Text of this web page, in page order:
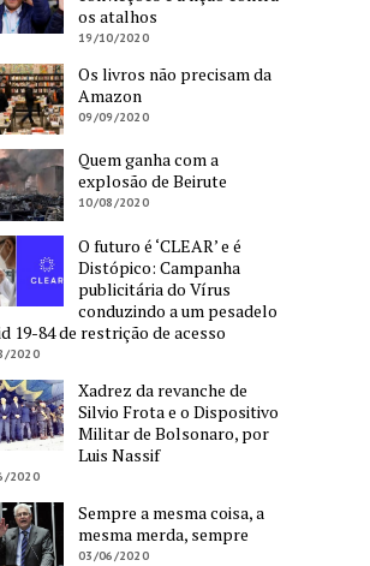
os atalhos
19/10/2020
Os livros não precisam da
Amazon
09/09/2020
Quem ganha com a
explosão de Beirute
10/08/2020
O futuro é ‘CLEAR’ e é
Distópico: Campanha
publicitária do Vírus
conduzindo a um pesadelo
19-84 de restrição de acesso
2020
Xadrez da revanche de
Silvio Frota e o Dispositivo
Militar de Bolsonaro, por
Luis Nassif
2020
Sempre a mesma coisa, a
mesma merda, sempre
03/06/2020